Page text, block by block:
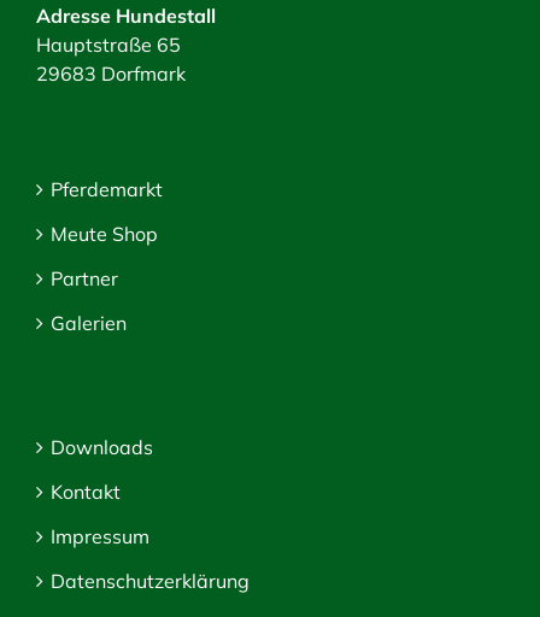
Adresse Hundestall
Hauptstraße 65
29683 Dorfmark
Pferdemarkt
Meute Shop
Partner
Galerien
Downloads
Kontakt
Impressum
Datenschutzerklärung